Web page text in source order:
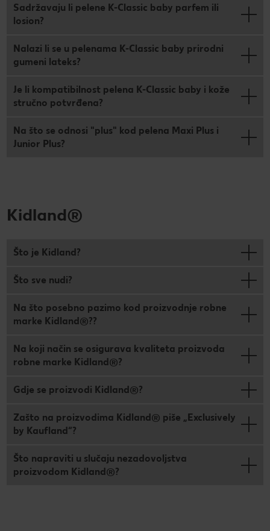
Sadržavaju li pelene K-Classic baby parfem ili
losion?
Nalazi li se u pelenama K-Classic baby prirodni
gumeni lateks?
Je li kompatibilnost pelena K-Classic baby i kože
stručno potvrđena?
Na što se odnosi "plus" kod pelena Maxi Plus i
Junior Plus?
Kidland®
Što je Kidland?
Što sve nudi?
Na što posebno pazimo kod proizvodnje robne
marke Kidland®??
Na koji način se osigurava kvaliteta proizvoda
robne marke Kidland®?
Gdje se proizvodi Kidland®?
Zašto na proizvodima Kidland® piše „Exclusively
by Kaufland“?
Što napraviti u slučaju nezadovoljstva
proizvodom Kidland®?